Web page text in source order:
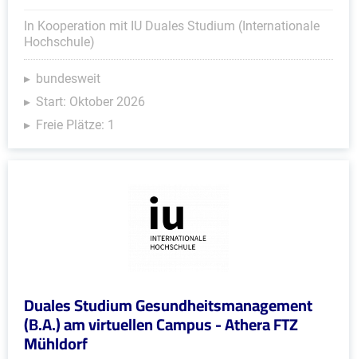
In Kooperation mit IU Duales Studium (Internationale
Hochschule)
bundesweit
Start: Oktober 2026
Freie Plätze: 1
Duales Studium Gesundheitsmanagement
(B.A.) am virtuellen Campus - Athera FTZ
Mühldorf